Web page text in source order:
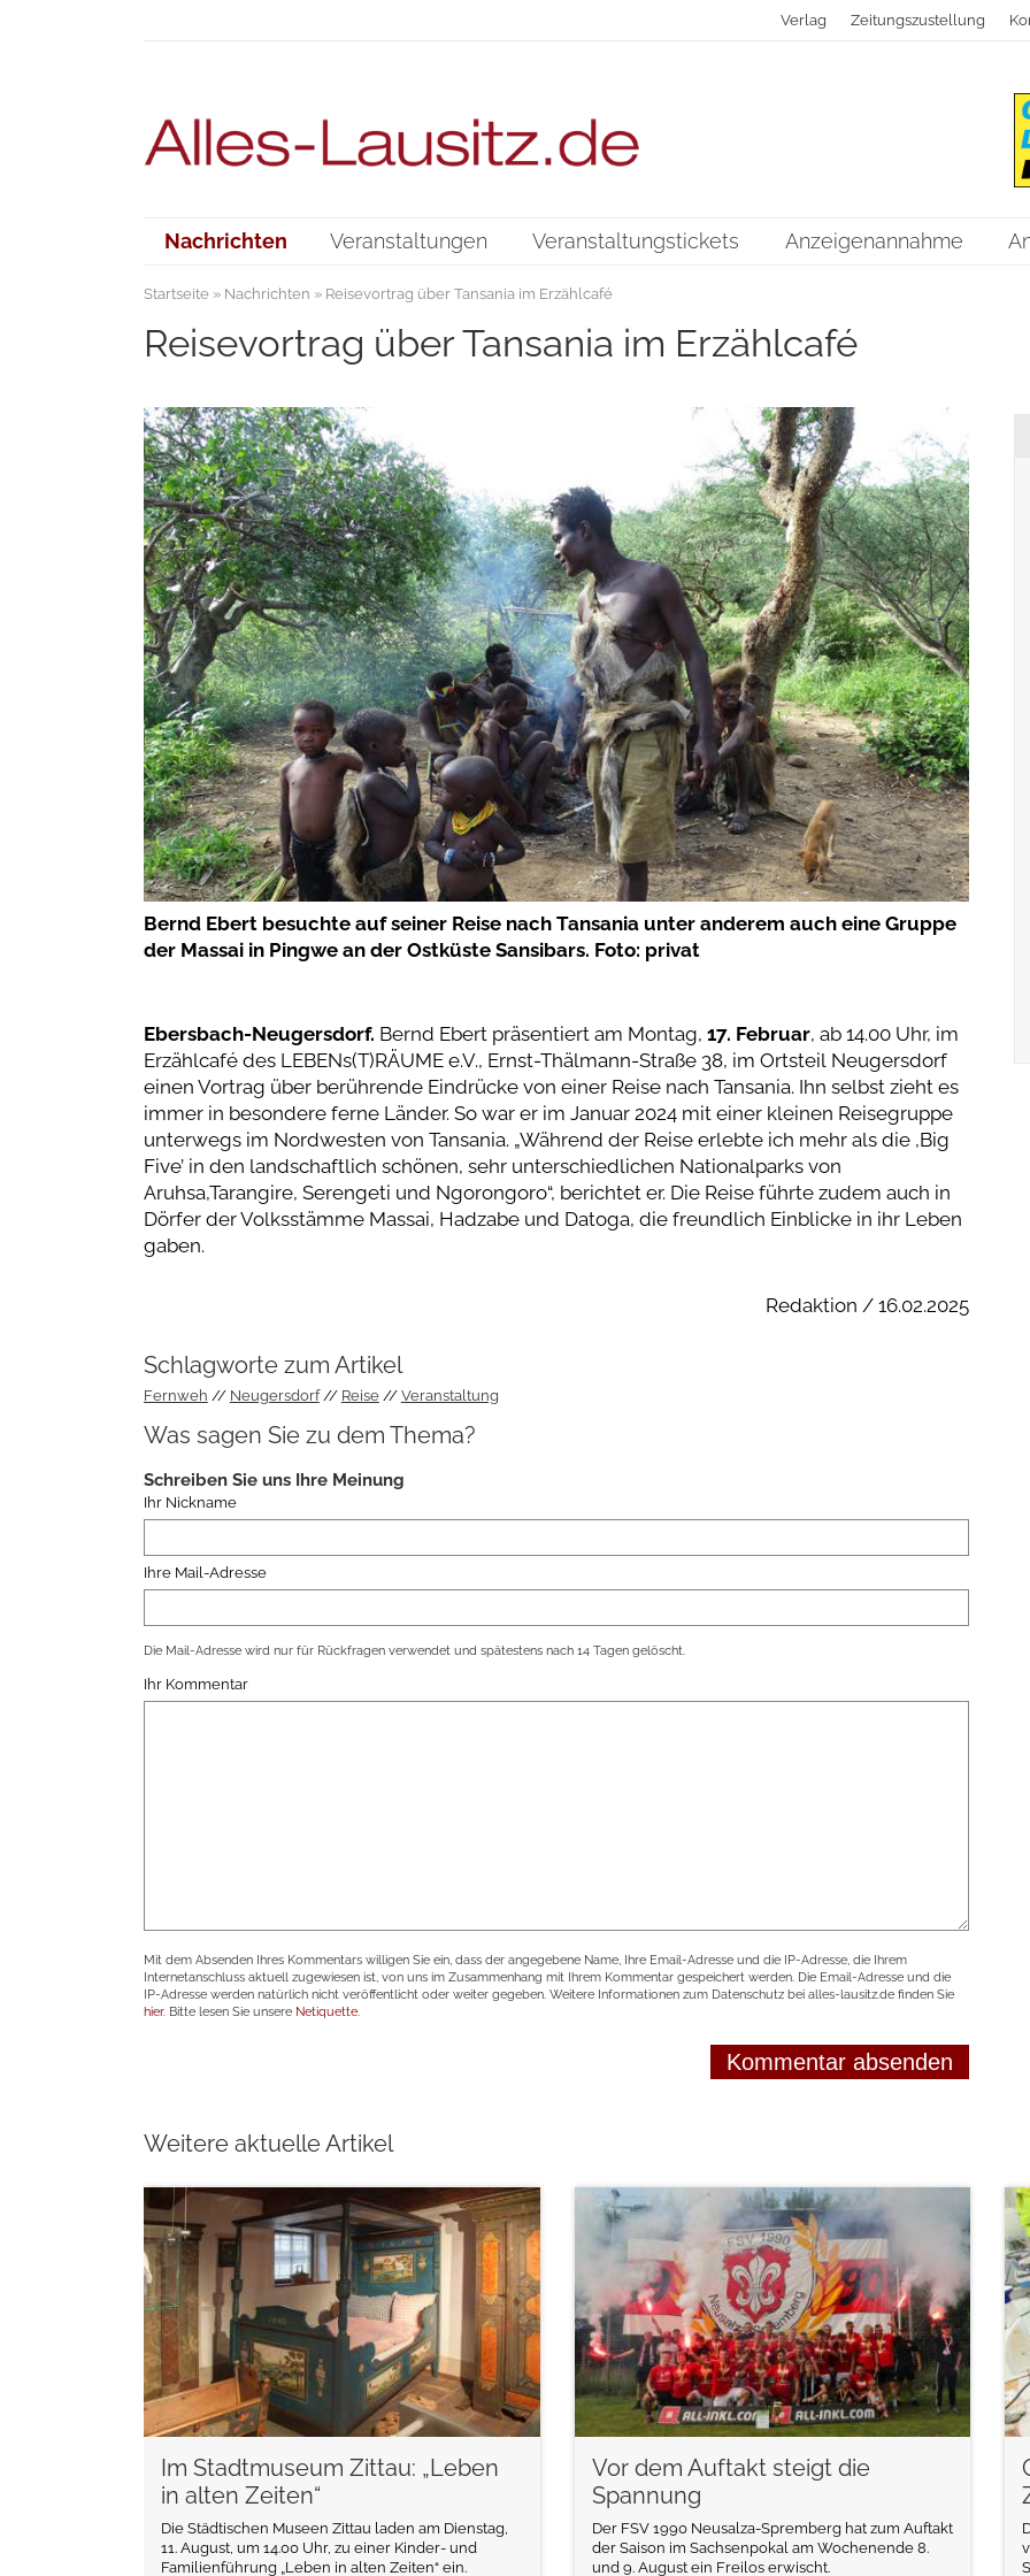
Verlag Zeitungszustellung
Nachrichten Veranstaltungen Veranstaltungstickets Anzeigenannahme
Startseite» Nachrichten » Reisevortrag über Tansania im Erzählcafé
Reisevortrag über Tansania im Erzählcafé
Bernd Ebert besuchte auf seiner Reise nach Tansania unter anderem auch eine Gruppe
der Massai in Pingwe an der Ostküste Sansibars. Foto: privat
Ebersbach-Neugersdorf. Bernd Ebert präsentiert am Montag, 17. Februar, ab 14.00 Uhr, im
Erzählcafé des LEBENs(T)RÄUME e.V., Ernst-Thälmann-Straße 38, im Ortsteil Neugersdorf
einen Vortrag über berührende Eindrücke von einer Reise nach Tansania. Ihn selbst zieht es
immer in besondere ferne Länder. So war er im Januar 2024 mit einer kleinen Reisegruppe
unterwegs im Nordwesten von Tansania. „Während der Reise erlebte ich mehr als die ,Big
Five’ in den landschaftlich schönen, sehr unterschiedlichen Nationalparks von
Aruhsa,Tarangire, Serengeti und Ngorongoro“, berichtet er. Die Reise führte zudem auch in
Dörfer der Volksstämme Massai, Hadzabe und Datoga, die freundlich Einblicke in ihr Leben
gaben.
Redaktion / 16.02.2025
Schlagworte zum Artikel
Fernweh Neugersdorf Reise Veranstaltung
Was sagen Sie zu dem Thema?
Schreiben Sie uns Ihre Meinung
Ihr Nickname
Ihre Mail-Adresse
Die Mail-Adresse wird nur für Rückfragen verwendet und spätestens nach 14 Tagen gelöscht.
Ihr Kommentar
Mit dem Absenden Ihres Kommentars willigen Sie ein, dass der angegebene Name, Ihre Email-Adresse und die IP-Adresse, die Ihrem
Internetanschluss aktuell zugewiesen ist, von uns im Zusammenhang mit Ihrem Kommentar gespeichert werden. Die Email-Adresse und die
IP-Adresse werden natürlich nicht veröffentlicht oder weiter gegeben. Weitere Informationen zum Datenschutz bei alles-lausitz.de finden Sie
hier. Bitte lesen Sie unsere Netiquette.
Weitere aktuelle Artikel
Im Stadtmuseum Zittau: „Leben
in alten Zeiten“
Die Städtischen Museen Zittau laden am Dienstag,
11. August, um 14.00 Uhr, zu einer Kinder- und
Familienführung „Leben in alten Zeiten“ ein.
weiterlesen
Vor dem Auftakt steigt die
Spannung
Der FSV 1990 Neusalza-Spremberg hat zum Auftakt
der Saison im Sachsenpokal am Wochenende 8.
und 9. August ein Freilos erwischt.
weiterlesen